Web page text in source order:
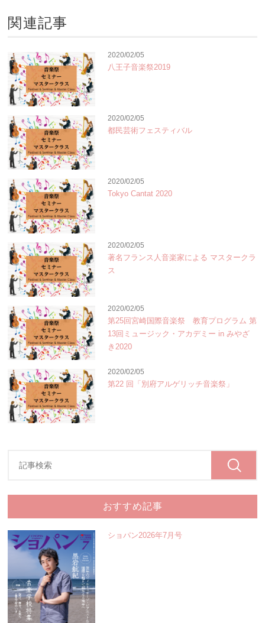
関連記事
2020/02/05
八王子音楽祭2019
2020/02/05
都民芸術フェスティバル
2020/02/05
Tokyo Cantat 2020
2020/02/05
著名フランス人音楽家による マスタークラ
ス
2020/02/05
第25回宮崎国際音楽祭 教育プログラム 第
13回ミュージック・アカデミー in みやざ
き2020
2020/02/05
第22 回「別府アルゲリッチ音楽祭」
おすすめ記事
ショパン2026年7月号